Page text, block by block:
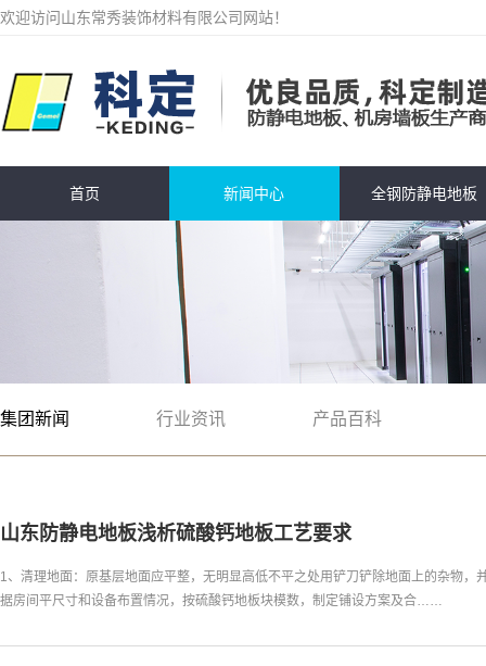
欢迎访问山东常秀装饰材料有限公司网站！
首页 新闻中心 全钢防静电地板
集团新闻 行业资讯 产品百科
山东防静电地板浅析硫酸钙地板工艺要求
1、清理地面：原基层地面应平整，无明显高低不平之处用铲刀铲除地面上的杂物，
据房间平尺寸和设备布置情况，按硫酸钙地板块模数，制定铺设方案及合……